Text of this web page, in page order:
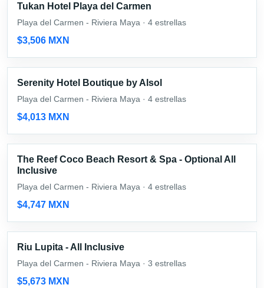
Tukan Hotel Playa del Carmen
Playa del Carmen - Riviera Maya · 4 estrellas
$3,506 MXN
Serenity Hotel Boutique by Alsol
Playa del Carmen - Riviera Maya · 4 estrellas
$4,013 MXN
The Reef Coco Beach Resort & Spa - Optional All
Inclusive
Playa del Carmen - Riviera Maya · 4 estrellas
$4,747 MXN
Riu Lupita - All Inclusive
Playa del Carmen - Riviera Maya · 3 estrellas
$5,673 MXN